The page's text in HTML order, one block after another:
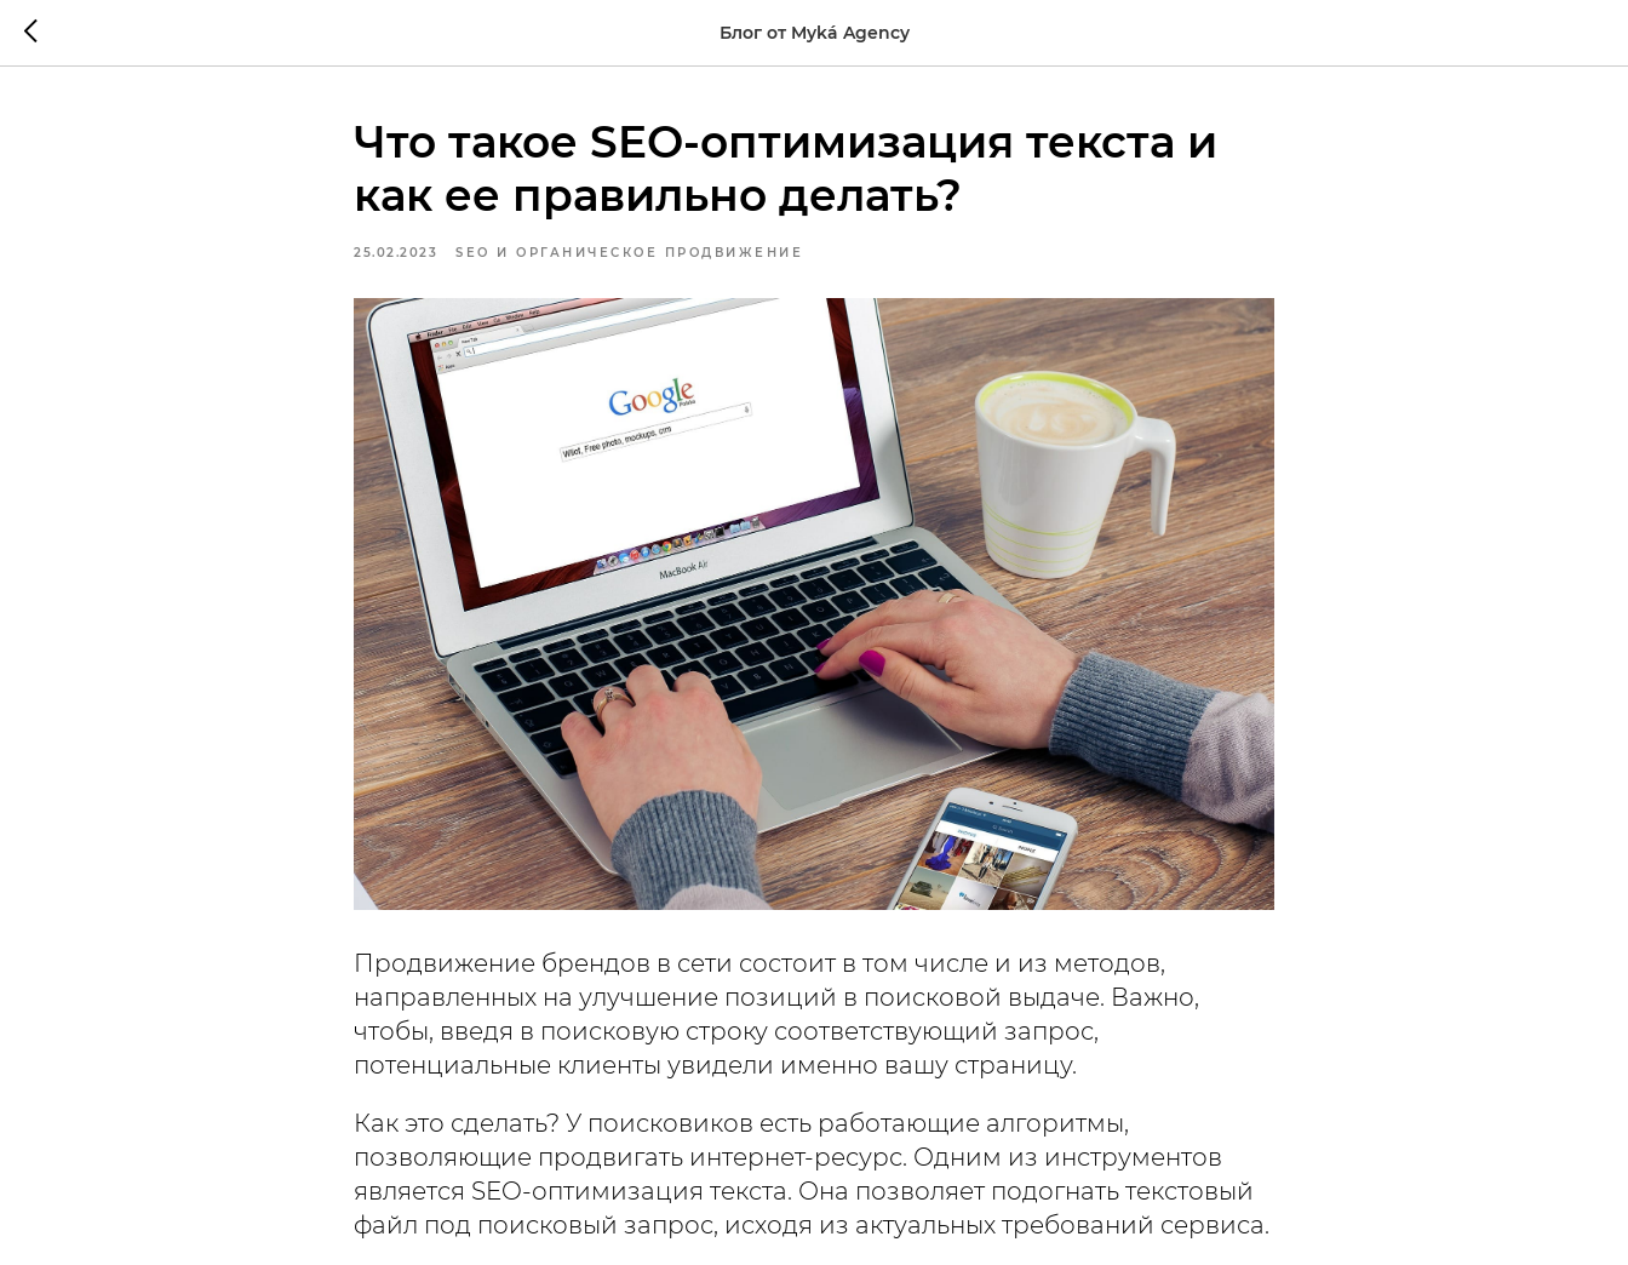
Блог от Myká Agency
Что такое SEO-оптимизация текста и
как ее правильно делать?
25.02.2023 SEO И ОРГАНИЧЕСКОЕ ПРОДВИЖЕНИЕ
Продвижение брендов в сети состоит в том числе и из методов,
направленных на улучшение позиций в поисковой выдаче. Важно,
чтобы, введя в поисковую строку соответствующий запрос,
потенциальные клиенты увидели именно вашу страницу.
Как это сделать? У поисковиков есть работающие алгоритмы,
позволяющие продвигать интернет-ресурс. Одним из инструментов
является SEO-оптимизация текста. Она позволяет подогнать текстовый
файл под поисковый запрос, исходя из актуальных требований сервиса.